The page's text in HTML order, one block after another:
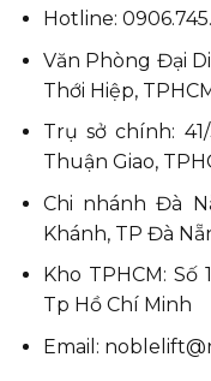
Hotline:
Văn Phòng Đại
Thới Hiệp,
Trụ sở chính:
Thuận Giao,
Chi nhánh Đà
Khánh, TP Đà
Kho TPHCM: Số
Tp Hồ Chí Minh
Email: